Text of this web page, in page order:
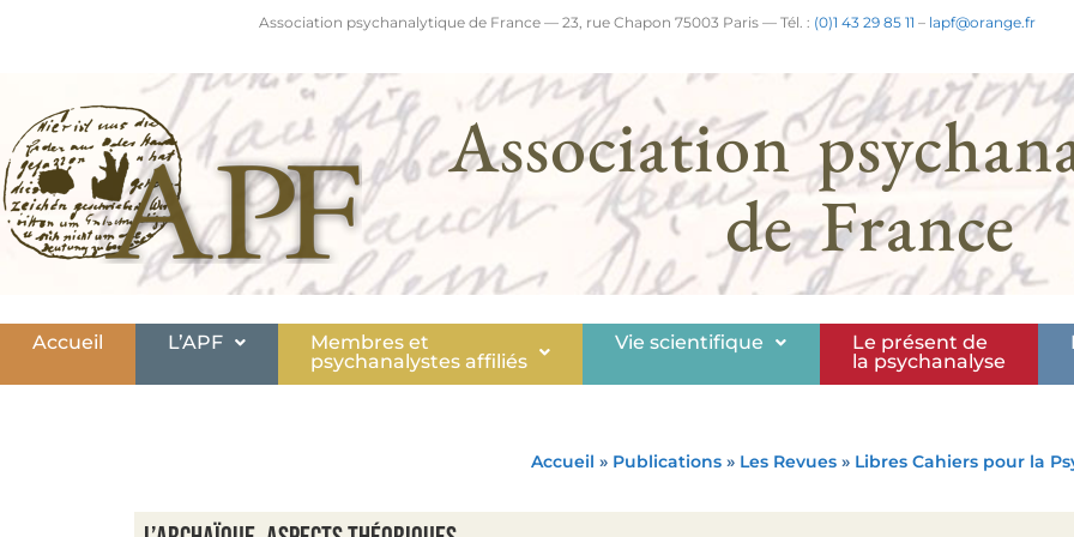
Association psychanalytique de France — 23, rue Chapon 75003 Paris — Tél. : (0)1 43 29 85 11 – lapf@orange.fr
Association
de France
Accueil L’APF
Membres et
psychanalystes affiliés
Vie scientifique
Le présent de
la psychanalyse
Accueil » Publications » Les Revues » Libres Cahiers pour la